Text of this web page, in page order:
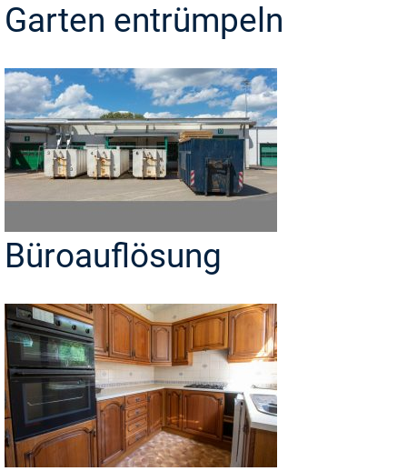
Garten entrümpeln
Büroauflösung